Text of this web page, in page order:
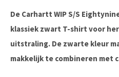
De Carhartt WIPS/S
klassiek zwart T-shirt voor
uitstraling. De zwarte kleur
makkelijk te combineren